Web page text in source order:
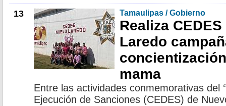
13 Tamaulipas / Gobierno
Realiza
Laredo
mama
Entre las actividades conmemorativas del
Ejecución de Sanciones (CEDES) de